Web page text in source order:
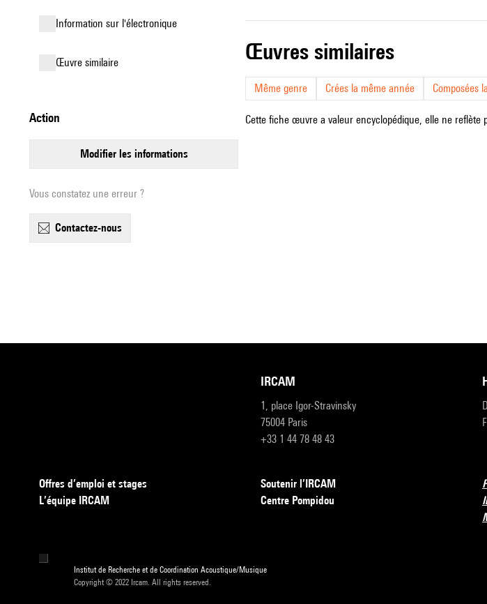
Information sur l'électronique
œuvre similaire
action
modifier les informations
Vous constatez une erreur ?
contactez-nous
œuvres similaires
Même genre Crées la même année Composées
Cette fiche œuvre a valeur encyclopédique, elle ne
IRCAM
1, place Igor-Stravinsky
75004 Paris
+33 1 44 78 48 43
Offres d’emploi et stages
L’équipe IRCAM
Soutenir l’IRCAM
Centre Pompidou
Institut de Recherche et de Coordination Acoustique/Musique
Copyright © 2022 Ircam. All rights reserved.